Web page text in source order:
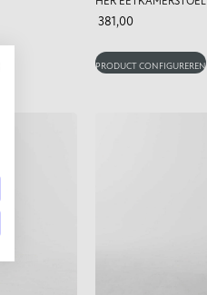
381,00
PRODUCT CONFIGUREREN